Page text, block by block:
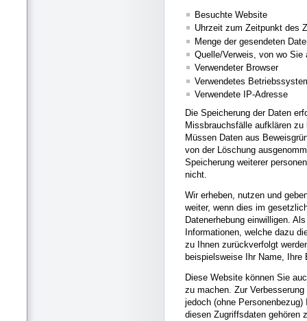
Besuchte Website
Uhrzeit zum Zeitpunkt des
Menge der gesendeten
Quelle/Verweis, von wo Sie
Verwendeter Browser
Verwendetes
Verwendete IP-Adresse
Die Speicherung der Daten
Missbrauchsfälle aufklären
Müssen Daten aus
von der Löschung
Speicherung weiterer
nicht.
Wir erheben, nutzen und
weiter, wenn dies im
Datenerhebung einwilligen.
Informationen, welche dazu
zu Ihnen zurückverfolgt
beispielsweise Ihr Name, Ihre
Diese Website können Sie
zu machen. Zur
jedoch (ohne
diesen Zugriffsdaten gehören